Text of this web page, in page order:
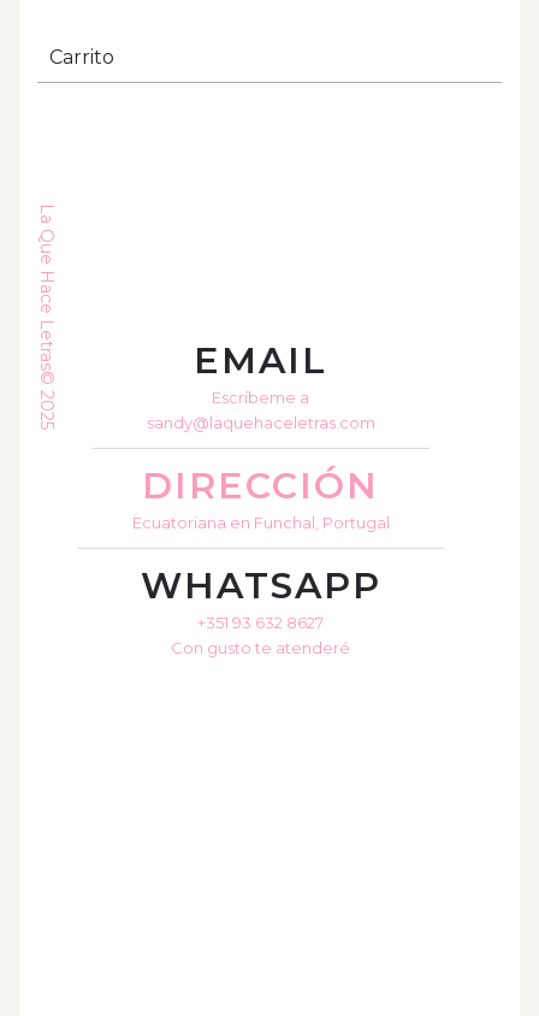
pueden
elegir
Carrito
La Que Hace Letras© 2025 EMAIL
Escríbeme a
sandy@laquehaceletras.com
DIRECCIÓN
Ecuatoriana en Funchal, Portugal
WHATSAPP
+351 93 632 8627
Con gusto te atenderé